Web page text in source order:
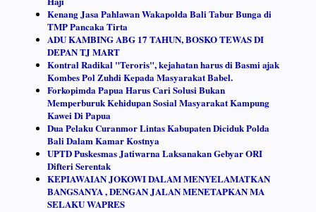
Kenang Jasa Pahlawan Wakapolda Bali Tabur Bunga di
TMP Pancaka Tirta
ADU KAMBING ABG 17 TAHUN, BOSKO TEWAS DI
DEPAN TJ MART
Kontral Radikal "Teroris", kejahatan harus di Basmi ajak
Kombes Pol Zuhdi Kepada Masyarakat Babel.
Forkopimda Papua Harus Cari Solusi Bukan
Memperburuk Kehidupan Sosial Masyarakat Kampung
Kawei Di Papua
Dua Pelaku Curanmor Lintas Kabupaten Diciduk Polda
Bali Dalam Kamar Kostnya
UPTD Puskesmas Jatiwarna Laksanakan Gebyar ORI
Difteri Serentak
KEPIAWAIAN JOKOWI DALAM MENYELAMATKAN
BANGSANYA , DENGAN JALAN MENETAPKAN MA
SELAKU WAPRES